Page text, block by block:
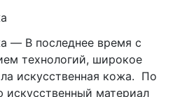
— В последнее время с
технологий, широкое
искусственная кожа. По
искусственный материал